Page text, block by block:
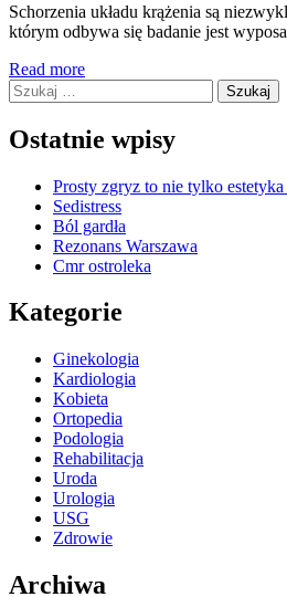
Schorzenia układu krążenia są
którym odbywa się badanie jest
Read more
Szukaj:
Ostatnie wpisy
Prosty zgryz to nie tylko
Sedistress
Ból gardła
Rezonans Warszawa
Cmr ostroleka
Kategorie
Ginekologia
Kardiologia
Kobieta
Ortopedia
Podologia
Rehabilitacja
Uroda
Urologia
USG
Zdrowie
Archiwa